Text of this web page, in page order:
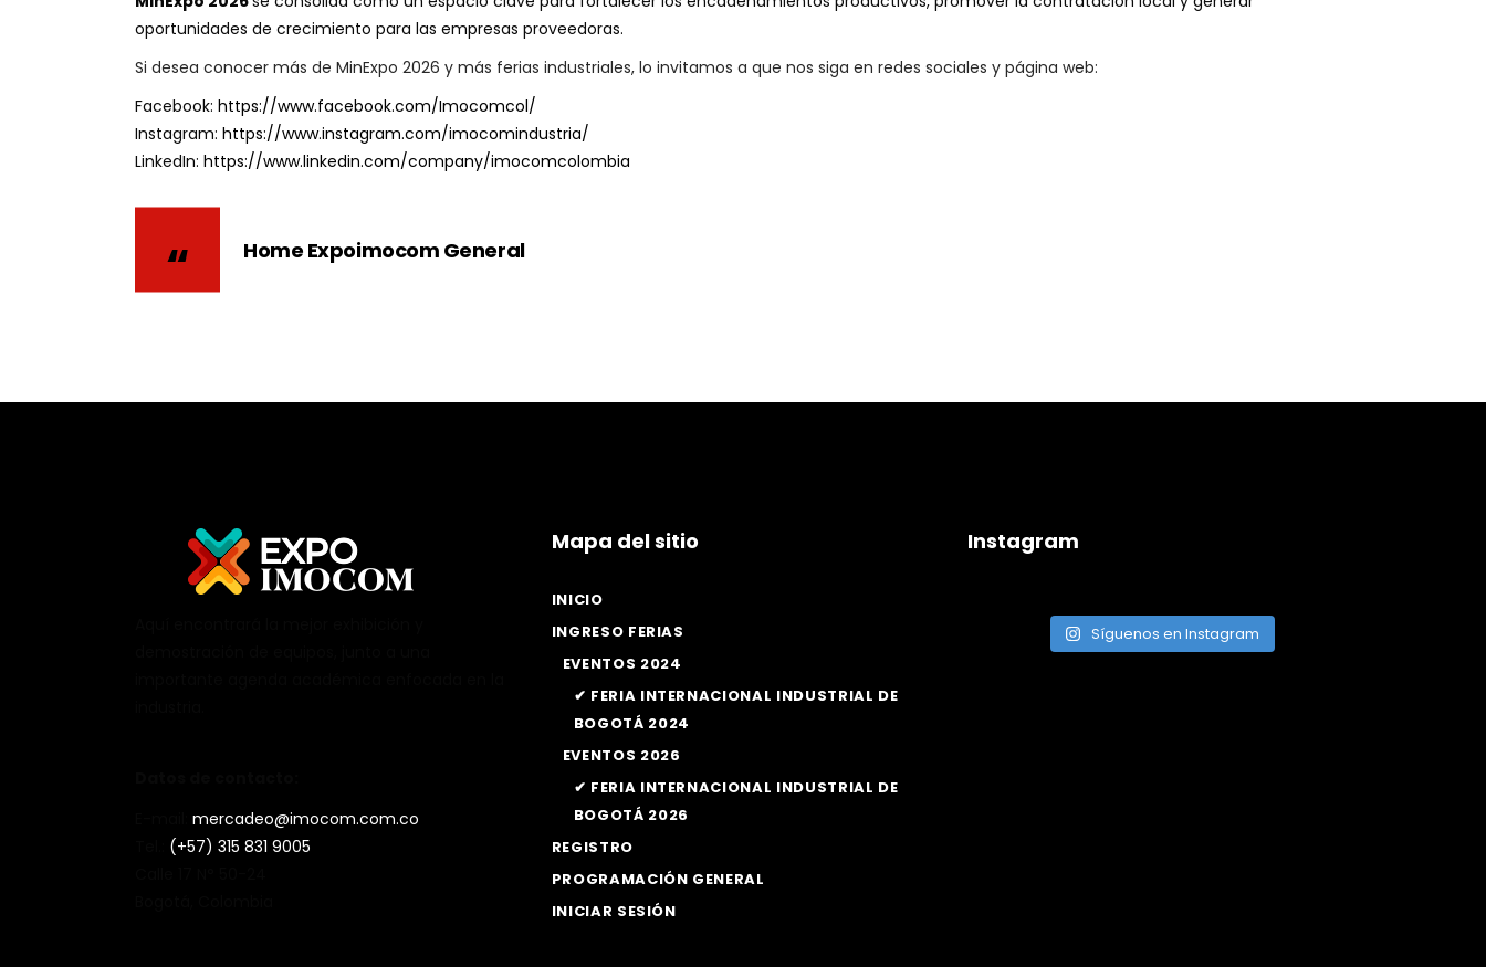
oportunidades de crecimiento para las empresas proveedoras.
Si desea conocer más de MinExpo 2026 y más ferias industriales, lo invitamos a que nos siga en redes sociales y página web:
Facebook: https://www.facebook.com/Imocomcol/
Instagram: https://www.instagram.com/imocomindustria/
LinkedIn: https://www.linkedin.com/company/imocomcolombia
Home Expoimocom General
mercadeo@imocom.com.co
(+57) 315 831 9005
Mapa del sitio
INICIO
INGRESO FERIAS
EVENTOS 2024
✔ FERIA INTERNACIONAL INDUSTRIAL DE
BOGOTÁ 2024
EVENTOS 2026
✔ FERIA INTERNACIONAL INDUSTRIAL DE
BOGOTÁ 2026
REGISTRO
PROGRAMACIÓN GENERAL
INICIAR SESIÓN
Instagram
Síguenos en Instagram